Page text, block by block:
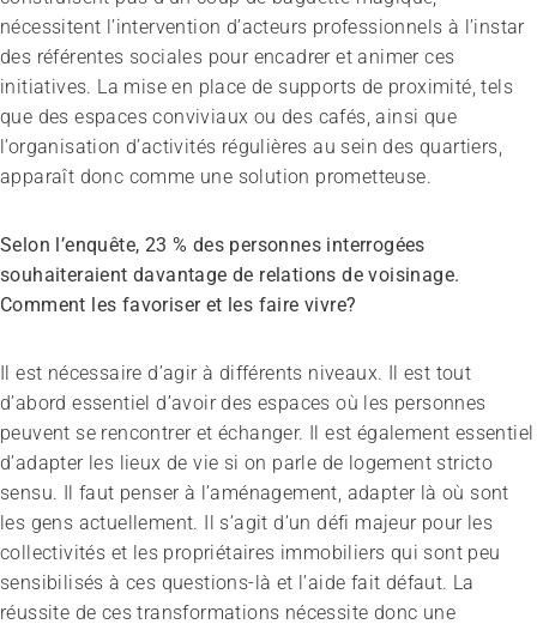
nécessitent l’intervention d’acteurs professionnels à l’instar
des référentes sociales pour encadrer et animer ces
initiatives. La mise en place de supports de proximité, tels
que des espaces conviviaux ou des cafés, ainsi que
l’organisation d’activités régulières au sein des quartiers,
apparaît donc comme une solution prometteuse.
Selon l’enquête, 23 % des personnes interrogées
souhaiteraient davantage de relations de voisinage.
Comment les favoriser et les faire vivre?
Il est nécessaire d’agir à différents niveaux. Il est tout
d’abord essentiel d’avoir des espaces où les personnes
peuvent se rencontrer et échanger. Il est également essentiel
d’adapter les lieux de vie si on parle de logement stricto
sensu. Il faut penser à l’aménagement, adapter là où sont
les gens actuellement. Il s’agit d’un défi majeur pour les
collectivités et les propriétaires immobiliers qui sont peu
sensibilisés à ces questions-là et l’aide fait défaut. La
réussite de ces transformations nécessite donc une